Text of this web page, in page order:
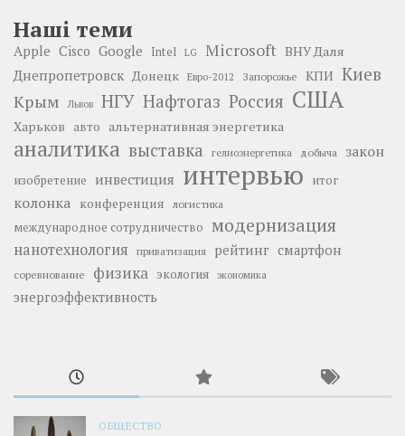
Наші теми
Apple Cisco Google Intel LG Microsoft ВНУ Даля
Днепропетровск Донецк Евро-2012 Запорожье КПИ Киев
Крым Львов НГУ Нафтогаз Россия США
Харьков авто альтернативная энергетика
аналитика выставка гелиоэнергетика добыча закон
изобретение инвестиция интервью итог
колонка конференция логистика
международное сотрудничество модернизация
нанотехнология приватизация рейтинг смартфон
соревнование физика экология экономика
энергоэффективность
ОБЩЕСТВО